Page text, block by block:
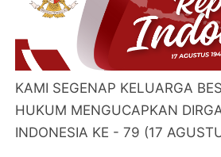
KAMI SEGENAP KELUARGA
HUKUM MENGUCAPKAN
INDONESIA KE - 79 (17